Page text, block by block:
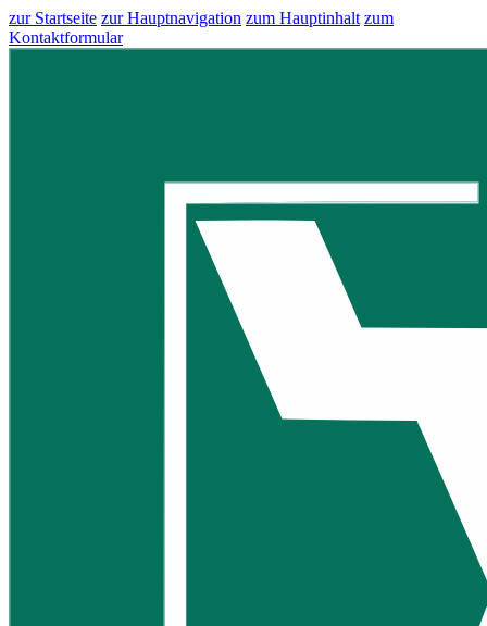
zur Startseite zur Hauptnavigation zum Hauptinhalt zum
Kontaktformular